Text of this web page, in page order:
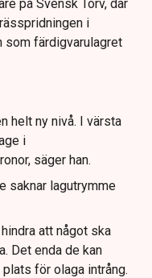
på Svensk Torv, där
i
som färdigvarulagret
helt ny nivå. I värsta
i
säger han.
saknar lagutrymme
att något ska
Det enda de kan
för olaga intrång.